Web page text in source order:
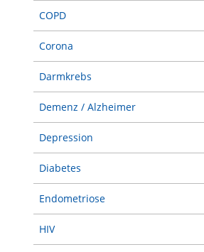
COPD
Corona
Darmkrebs
Demenz / Alzheimer
Depression
Diabetes
Endometriose
HIV